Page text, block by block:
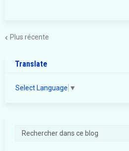
Plus récente
Translate
Select Language ▼